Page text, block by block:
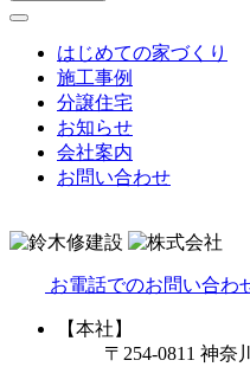
はじめての家づくり
施工事例
分譲住宅
お知らせ
会社案内
お問い合わせ
お電話でのお問い合わ
【本社】
〒254-0811 神奈